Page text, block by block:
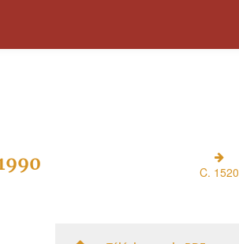
C. 1520